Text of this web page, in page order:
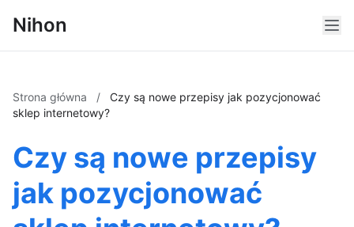
Nihon
Strona główna /
Czy są nowe przepisy jak pozycjonować
sklep internetowy?
Czy są nowe przepisy
jak pozycjonować